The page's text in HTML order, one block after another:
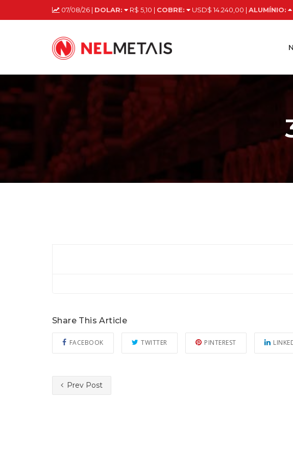
07/08/26 | DOLAR: R$ 5,10 | COBRE: USD$ 14.240,00 | ALUMÍNIO:
Share This Article
FACEBOOK TWITTER PINTEREST
Prev Post